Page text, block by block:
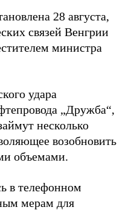
28 августа,
связей Венгрии
министра
удара
„Дружба“,
несколько
возобновить
объемами.
в телефонном
мерам для